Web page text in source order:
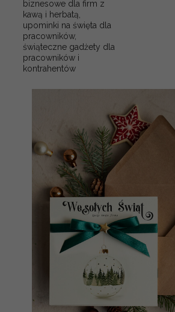
biznesowe dla firm z
kawą i herbatą,
upominki na święta dla
pracowników,
świąteczne gadżety dla
pracowników i
kontrahentów